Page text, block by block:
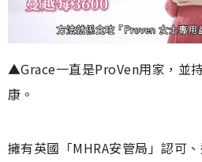
▲Grace一直是ProVen用家，並
康。
擁有英國「MHRA安管局」認可